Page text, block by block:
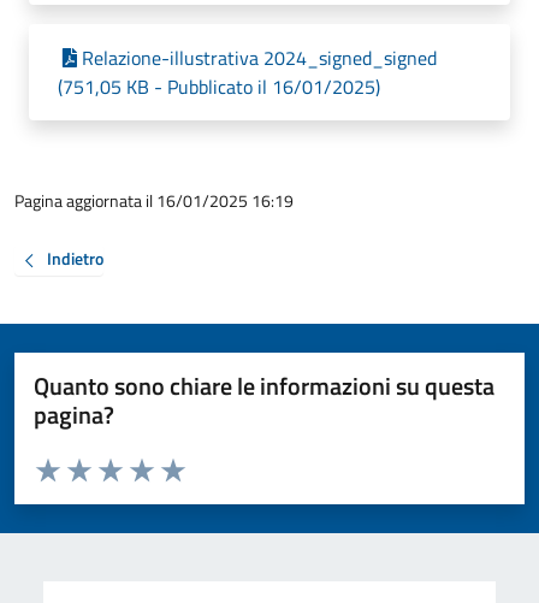
Relazione-illustrativa 2024_signed_signed
(751,05 KB - Pubblicato il 16/01/2025)
Pagina aggiornata il 16/01/2025 16:19
Indietro
Quanto sono chiare le informazioni su questa
pagina?
Valuta da 1 a 5 stelle la pagina
Valuta 5 stelle su 5
Valuta 4 stelle su 5
Valuta 3 stelle su 5
Valuta 2 stelle su 5
Valuta 1 stelle su 5